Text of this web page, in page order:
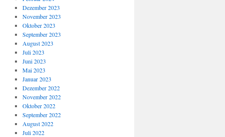
Dezember 2023
November 2023
Oktober 2023
September 2023
August 2023
Juli 2023
Juni 2023
Mai 2023
Januar 2023
Dezember 2022
November 2022
Oktober 2022
September 2022
August 2022
Juli 2022